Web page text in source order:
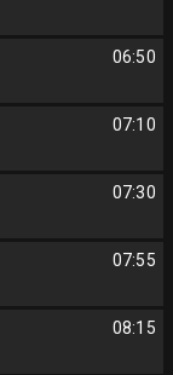
06:50
07:10
07:30
07:55
08:15